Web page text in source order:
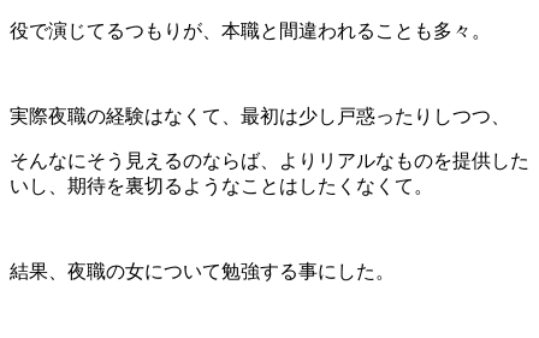
役で演じてるつもりが、本職と間違われることも多々。
実際夜職の経験はなくて、最初は少し戸惑ったりしつつ、
そんなにそう見えるのならば、よりリアルなものを提供した
いし、期待を裏切るようなことはしたくなくて。
結果、夜職の女について勉強する事にした。